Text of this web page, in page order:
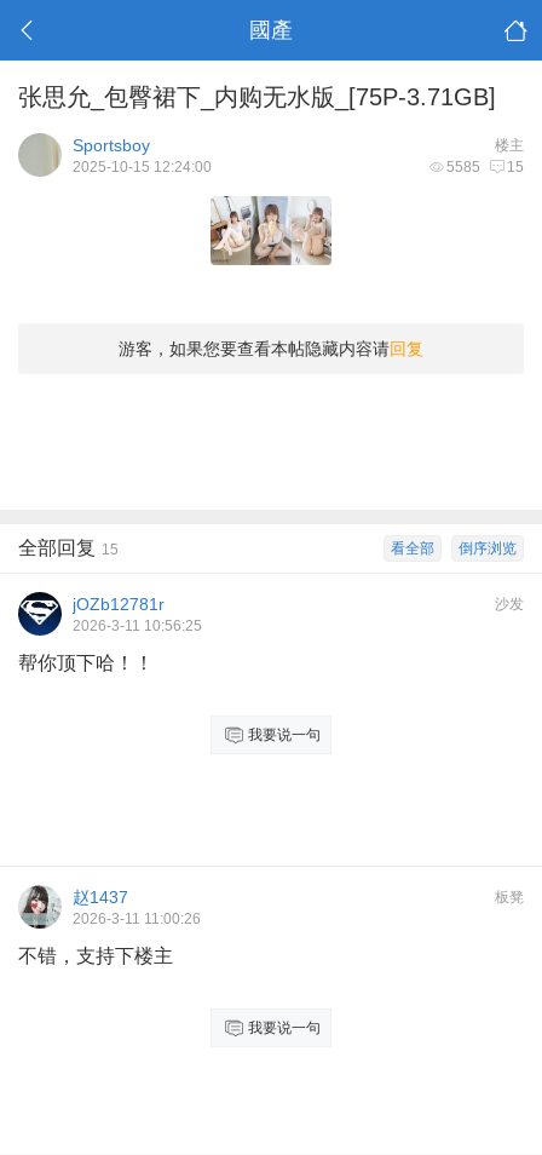
國產
张思允_包臀裙下_内购无水版_[75P-3.71GB]
楼主
Sportsboy
5585 15
2025-10-15 12:24:00
游客，如果您要查看本帖隐藏内容请回复
倒序浏览
看全部
全部回复 15
沙发
jOZb12781r
2026-3-11 10:56:25
帮你顶下哈！！
我要说一句
板凳
赵1437
2026-3-11 11:00:26
不错，支持下楼主
我要说一句